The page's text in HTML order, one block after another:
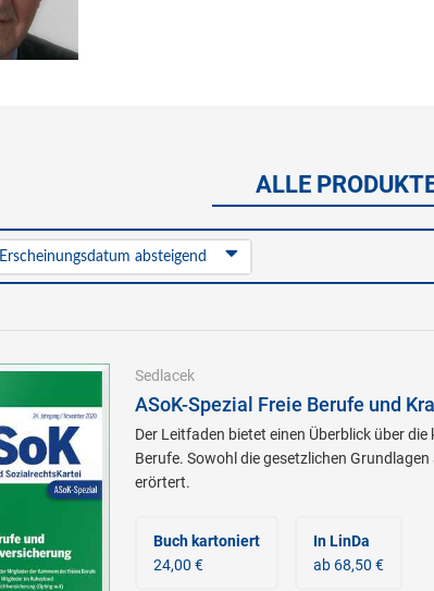
ALLE
Erscheinungsdatum absteigend
Sedlacek
ASoK-Spezial Freie Berufe und
Der Leitfaden bietet einen Überblick über
Berufe. Sowohl die gesetzlichen
erörtert.
Buch kartoniert
24,00 €
In LinDa
ab 68,50 €